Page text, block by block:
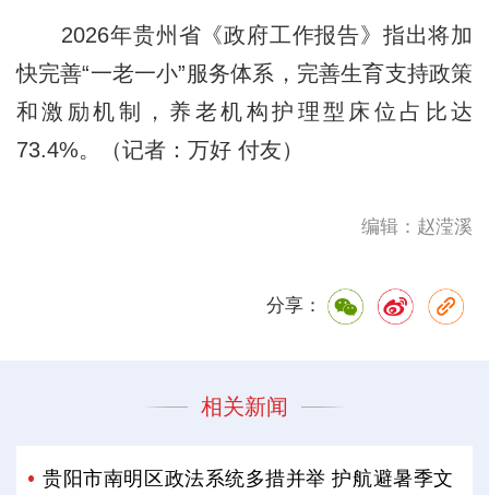
2026年贵州省《政府工作报告》指出将加
快完善“一老一小”服务体系，完善生育支持政策
和激励机制，养老机构护理型床位占比达
73.4%。（记者：万好 付友）
编辑：赵滢溪
分享：
相关新闻
贵阳市南明区政法系统多措并举 护航避暑季文